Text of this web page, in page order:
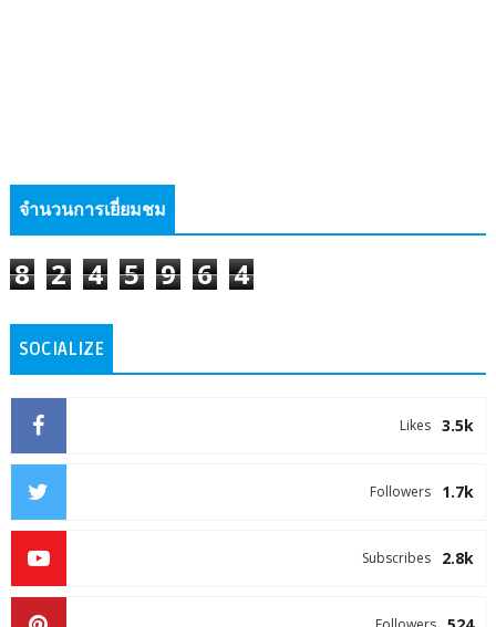
จำนวนการเยี่ยมชม
8 2 4 5 9 6 4
SOCIALIZE
3.5k
Likes
1.7k
Followers
2.8k
Subscribes